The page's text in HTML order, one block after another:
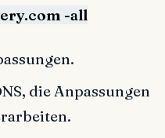
-all
die Anpassungen